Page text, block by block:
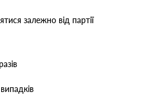
залежно від партії